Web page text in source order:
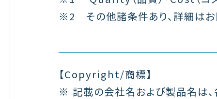
※2 その他諸条件あり、詳細はお
【Copyright/商標】
※ 記載の会社名および製品名は